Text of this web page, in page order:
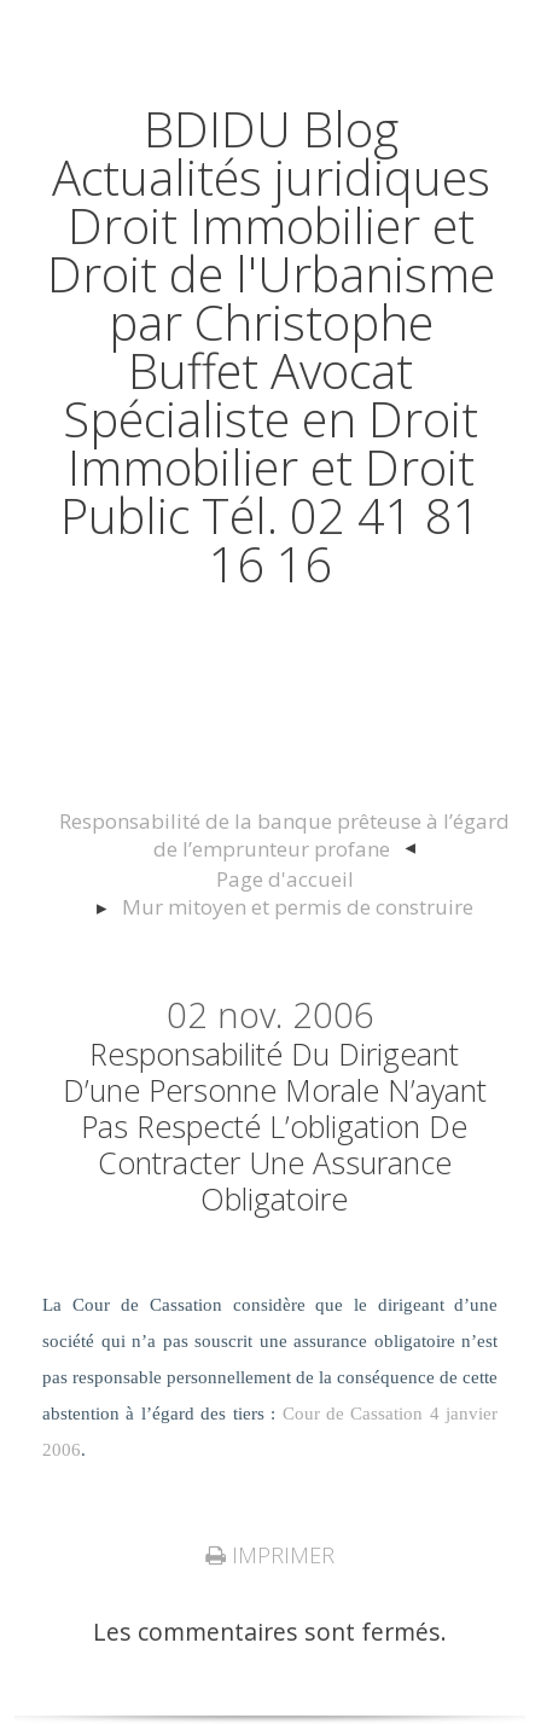
BDIDU Blog
Actualités juridiques
Droit Immobilier et
Droit de l'Urbanisme
par Christophe
Buffet Avocat
Spécialiste en Droit
Immobilier et Droit
Public Tél. 02 41 81
16 16
Responsabilité de la banque prêteuse à l’égard
de l’emprunteur profane
Page d'accueil
Mur mitoyen et permis de construire
02 nov. 2006
Responsabilité Du Dirigeant
D’une Personne Morale N’ayant
Pas Respecté L’obligation De
Contracter Une Assurance
Obligatoire
La Cour
de Cassation considère que le dirigeant d’une
société qui n’a pas souscrit une assurance obligatoire n’est
pas responsable personnellement de la conséquence de cette
abstention à l’égard des tiers : Cour de Cassation 4 janvier
2006.
IMPRIMER
Les commentaires sont fermés.